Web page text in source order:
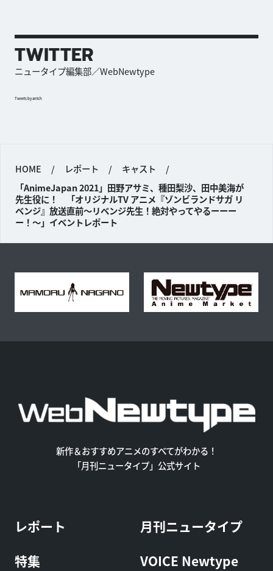
TWITTER
ニュータイプ編集部／WebNewtype
Tweets by antch
HOME / レポート / キャスト
/
「AnimeJapan 2021」田野アサミ、種田梨沙、田中美海が
先生役に！ 「オリジナルTV アニメ『ゾンビランドサガ リ
ベンジ』放送直前〜リベンジ先生！絶対やってやるーーー
ー！〜」イベントレポート
新作＆おすすめアニメのすべてがわかる！
「月刊ニュータイプ」公式サイト
レポート
特集
月刊ニュータイプ
VOICE Newtype